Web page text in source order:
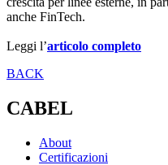
anche FinTech.
Leggi l’articolo completo
BACK
CABEL
About
Certificazioni